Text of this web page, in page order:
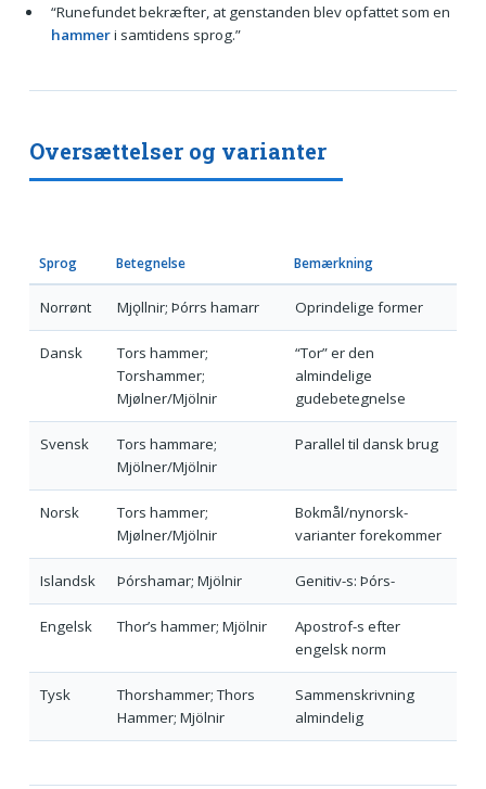
“Runefundet bekræfter, at genstanden blev opfattet som en
hammeri samtidens sprog.”
Oversættelser og varianter
Sprog Betegnelse Bemærkning
Norrønt Mjǫllnir; Þórrs hamarr Oprindelige former
Dansk
Tors hammer;
Torshammer;
Mjølner/Mjölnir
“Tor” er den
almindelige
gudebetegnelse
Svensk
Tors hammare;
Mjölner/Mjölnir
Parallel til dansk brug
Norsk
Tors hammer;
Mjølner/Mjölnir
Bokmål/nynorsk-
varianter forekommer
Islandsk Þórshamar; Mjölnir Genitiv-s: Þórs-
Engelsk Thor’s hammer; Mjölnir
Apostrof-s efter
engelsk norm
Tysk
Thorshammer; Thors
Hammer; Mjölnir
Sammenskrivning
almindelig